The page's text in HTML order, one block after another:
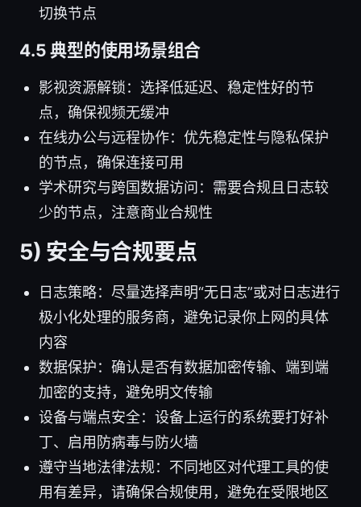
切换节点
4.5 典型的使用场景组合
影视资源解锁：选择低延迟、稳定性好的节
点，确保视频无缓冲
在线办公与远程协作：优先稳定性与隐私保护
的节点，确保连接可用
学术研究与跨国数据访问：需要合规且日志较
少的节点，注意商业合规性
5) 安全与合规要点
日志策略：尽量选择声明“无日志”或对日志进行
极小化处理的服务商，避免记录你上网的具体
内容
数据保护：确认是否有数据加密传输、端到端
加密的支持，避免明文传输
设备与端点安全：设备上运行的系统要打好补
丁、启用防病毒与防火墙
遵守当地法律法规：不同地区对代理工具的使
用有差异，请确保合规使用，避免在受限地区